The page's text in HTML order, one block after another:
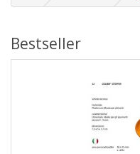
Bestseller